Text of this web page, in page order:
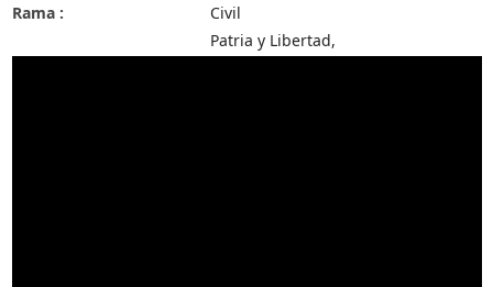
Rama :
Civil
Patria y Libertad,